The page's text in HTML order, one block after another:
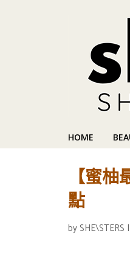
HOME
【蜜
點
by SHE\STERS |